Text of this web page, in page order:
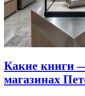
Какие книги
магазинах